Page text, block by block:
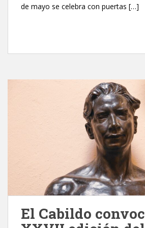
de mayo se celebra con puertas […]
El Cabildo